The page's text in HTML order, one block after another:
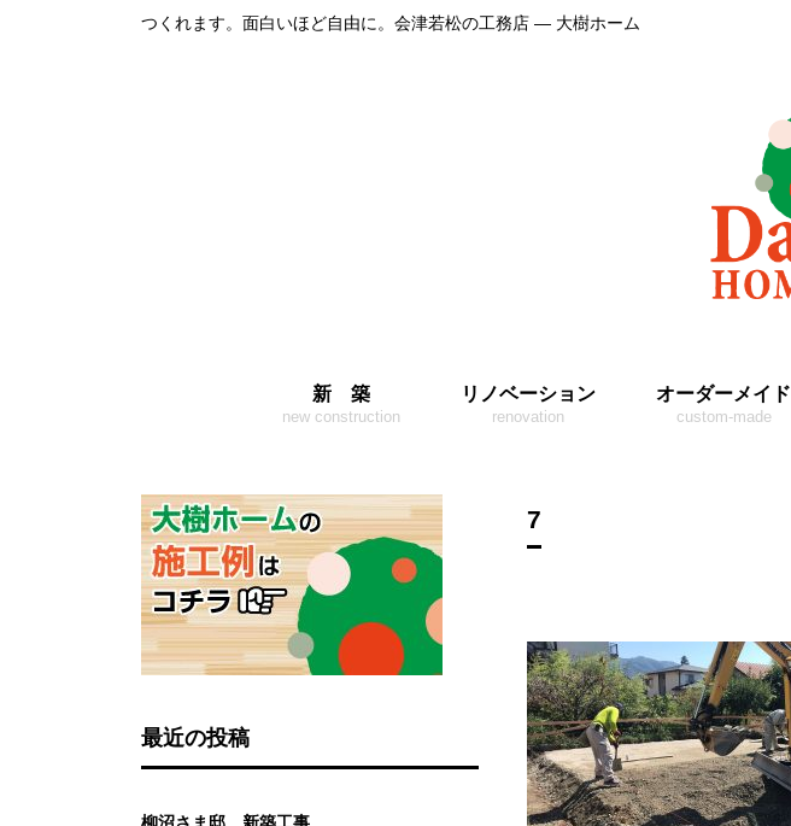
つくれます。面白いほど自由に。会津若松の工務店 ― 大樹ホーム
新 築
new construction
リノベーション
renovation
オーダーメイド
custom-made
7
最近の投稿